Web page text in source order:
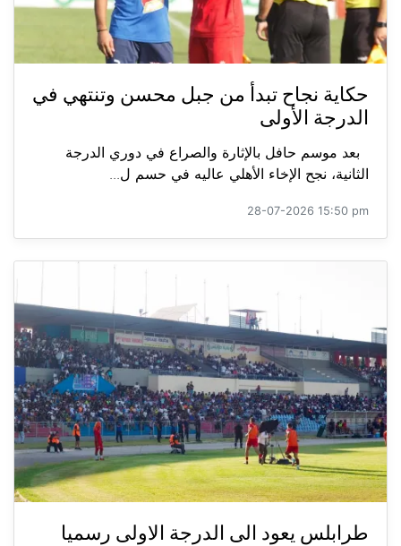
حكاية نجاح تبدأ من جبل محسن وتنتهي في
الدرجة الأولى
بعد موسم حافل بالإثارة والصراع في دوري الدرجة
الثانية، نجح الإخاء الأهلي عاليه في حسم ل...
28-07-2026 15:50 pm
طرابلس يعود الى الدرجة الاولى رسميا